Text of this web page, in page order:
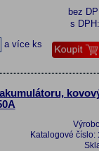
bez
s
a více ks
Katalogové číslo: